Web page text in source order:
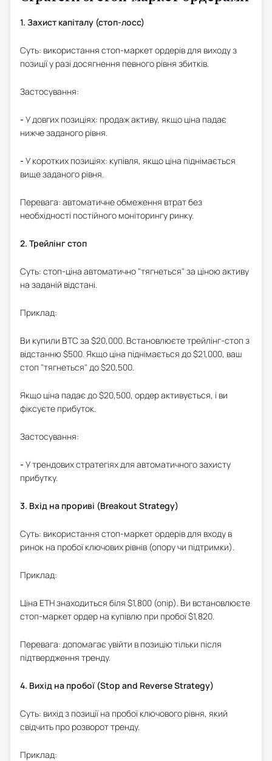
1. Захист капіталу (стоп-лосс)
Суть: використання стоп-маркет ордерів для виходу з
позиції у разі досягнення певного рівня збитків.
Застосування:
- У довгих позиціях: продаж активу, якщо ціна падає
нижче заданого рівня.
- У коротких позиціях: купівля, якщо ціна піднімається
вище заданого рівня.
Перевага: автоматичне обмеження втрат без
необхідності постійного моніторингу ринку.
2. Трейлінг стоп
Суть: стоп-ціна автоматично "тягнеться" за ціною активу
на заданій відстані.
Приклад:
Ви купили BTC за $20,000. Встановлюєте трейлінг-стоп з
відстанню $500. Якщо ціна піднімається до $21,000, ваш
стоп "тягнеться" до $20,500.
Якщо ціна падає до $20,500, ордер активується, і ви
фіксуєте прибуток.
Застосування:
- У трендових стратегіях для автоматичного захисту
прибутку.
3. Вхід на прориві (Breakout Strategy)
Суть: використання стоп-маркет ордерів для входу в
ринок на пробої ключових рівнів (опору чи підтримки).
Приклад:
Ціна ETH знаходиться біля $1,800 (опір). Ви встановлюєте
стоп-маркет ордер на купівлю при пробої $1,820.
Перевага: допомагає увійти в позицію тільки після
підтвердження тренду.
4. Вихід на пробої (Stop and Reverse Strategy)
Суть: вихід з позиції на пробої ключового рівня, який
свідчить про розворот тренду.
Приклад: